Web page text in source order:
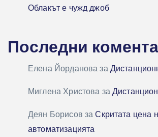
Облакът е чужд джоб
Последни
Елена Йордановаза
Миглена Христова за
Деян Борисов заСкритата цена
автоматизацията